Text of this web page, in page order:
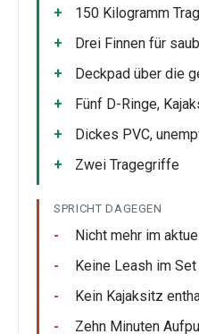
150 Kilogramm
Drei Finnen für
Deckpad über die
Fünf D-Ringe,
Dickes PVC,
Zwei Tragegriffe
SPRICHT DAGEGEN
Nicht mehr im
Keine Leash im Set
Kein Kajaksitz
Zehn Minuten